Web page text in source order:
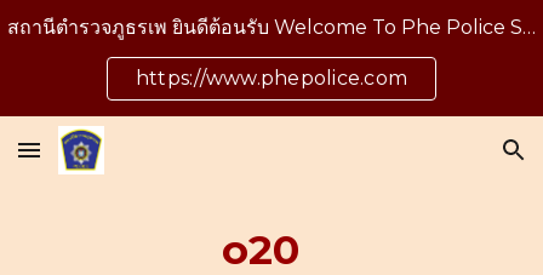
Skip to main content
สถานีตำรวจภูธรเพ ยินดีต้อนรับ Welcome To Phe Police Station
https://www.phepolice.com
o20